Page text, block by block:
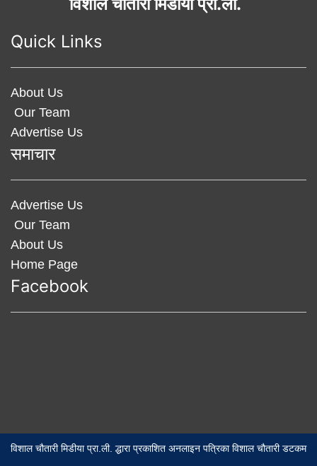
Quick Links
About Us
Our Team
Advertise Us
समाचार
Advertise Us
Our Team
About Us
Home Page
Facebook
विशाल चौतारी मिडीया प्रा.ली. द्धारा प्रकाशित अनलाइन पत्रिका विशाल चौतारी डटकम